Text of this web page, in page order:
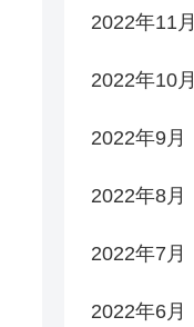
2022年11月
2022年10月
2022年9月
2022年8月
2022年7月
2022年6月